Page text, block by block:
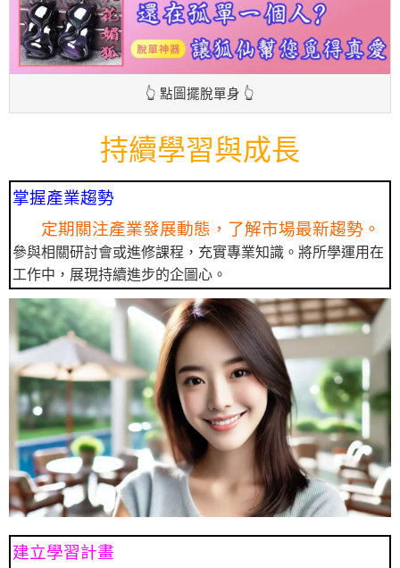
👆 點圖擺脫單身 👆
持續學習與成長
掌握產業趨勢
定期關注產業發展動態，了解市場最新趨勢。
參與相關研討會或進修課程，充實專業知識。將所學運用在
工作中，展現持續進步的企圖心。
建立學習計畫